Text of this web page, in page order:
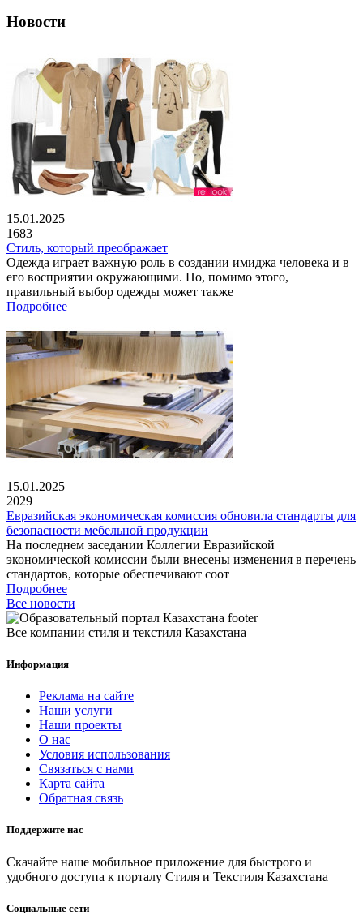
Новости
15.01.2025
1683
Стиль, который преображает
Одежда играет важную роль в создании имиджа человека и в
его восприятии окружающими. Но, помимо этого,
правильный выбор одежды может также
Подробнее
15.01.2025
2029
Евразийская экономическая комиссия обновила стандарты для
безопасности мебельной продукции
На последнем заседании Коллегии Евразийской
экономической комиссии были внесены изменения в перечень
стандартов, которые обеспечивают соот
Подробнее
Все новости
Все компании стиля и текстиля Казахстана
Информация
Реклама на сайте
Наши услуги
Наши проекты
О нас
Условия использования
Связаться с нами
Карта сайта
Обратная связь
Поддержите нас
Скачайте наше мобильное приложение для быстрого и
удобного доступа к порталу Стиля и Текстиля Казахстана
Социальные сети